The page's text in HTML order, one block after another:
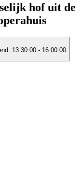
hof uit de
13:30:00 - 16:00:00